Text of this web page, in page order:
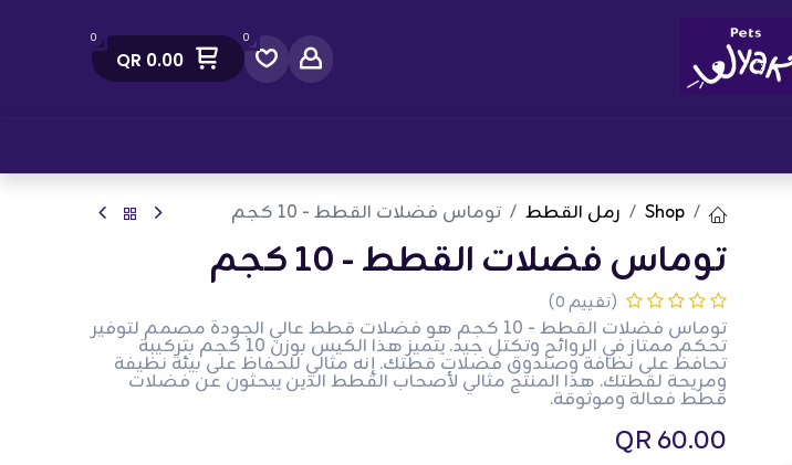
0
0
0.00
Shop رمل القطط توماس فضلات القطط - 10 كجم
توماس فضلات القطط - 10 كجم
(تقييم 0)
توماس فضلات القطط - 10 كجم هو فضلات قطط عالي الجودة مصمم لتوفير
تحكم ممتاز في الروائح وتكتل جيد. يتميز هذا الكيس بوزن 10 كجم بتركيبة
تحافظ على نظافة وصندوق فضلات قطتك. إنه مثالي للحفاظ على بيئة نظيفة
ومريحة لقطتك. هذا المنتج مثالي لأصحاب القطط الذين يبحثون عن فضلات
قطط فعالة وموثوقة.
60.00